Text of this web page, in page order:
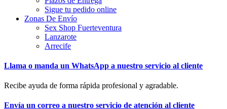
Sigue tu pedido online
Zonas De Envío
Sex Shop Fuerteventura
Lanzarote
Arrecife
Llama o manda un WhatsApp a nuestro servicio al cliente
Recibe ayuda de forma rápida profesional y agradable.
Envía un correo a nuestro servicio de atención al cliente